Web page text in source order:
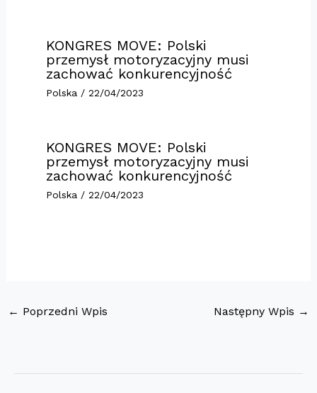
KONGRES MOVE: Polski
przemysł motoryzacyjny musi
zachować konkurencyjność
Polska/ 22/04/2023
KONGRES MOVE: Polski
przemysł motoryzacyjny musi
zachować konkurencyjność
Polska/ 22/04/2023
← Poprzedni Wpis Następny Wpis →